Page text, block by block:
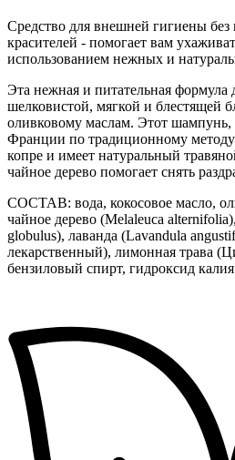
Средство для внешней гигиены без
красителей - помогает вам
использованием нежных и
Эта нежная и питательная формула
шелковистой, мягкой и блестящей
оливковому маслам. Этот
Франции по традиционному
копре и имеет натуральный
чайное дерево помогает снять
СОСТАВ: вода, кокосовое масло,
чайное дерево (Melaleuca
globulus), лаванда (Lavandula
лекарственный), лимонная трава
бензиловый спирт, гидроксид